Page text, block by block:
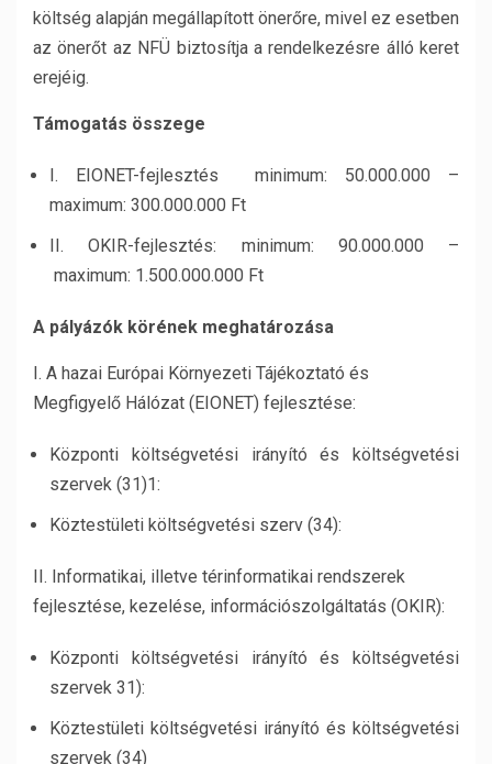
költség alapján megállapított önerőre, mivel ez esetben
az önerőt az NFÜ biztosítja a rendelkezésre álló keret
erejéig.
Támogatás összege
I. EIONET-fejlesztés minimum: 50.000.000 –
maximum: 300.000.000 Ft
II. OKIR-fejlesztés: minimum: 90.000.000 –
maximum: 1.500.000.000 Ft
A pályázók körének meghatározása
I. A hazai Európai Környezeti Tájékoztató és
Megfigyelő Hálózat (EIONET) fejlesztése:
Központi költségvetési irányító és költségvetési
szervek (31)1:
Köztestületi költségvetési szerv (34):
II. Informatikai, illetve térinformatikai rendszerek
fejlesztése, kezelése, információszolgáltatás (OKIR):
Központi költségvetési irányító és költségvetési
szervek 31):
Köztestületi költségvetési irányító és költségvetési
szervek (34)